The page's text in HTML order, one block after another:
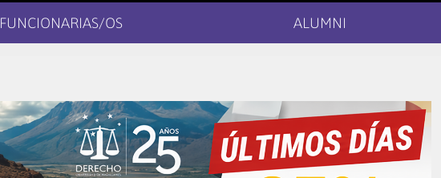
FUNCIONARIAS/OS ALUMNI